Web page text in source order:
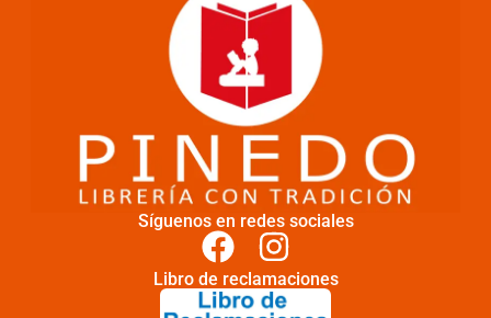
Síguenos en redes sociales
Libro de reclamaciones